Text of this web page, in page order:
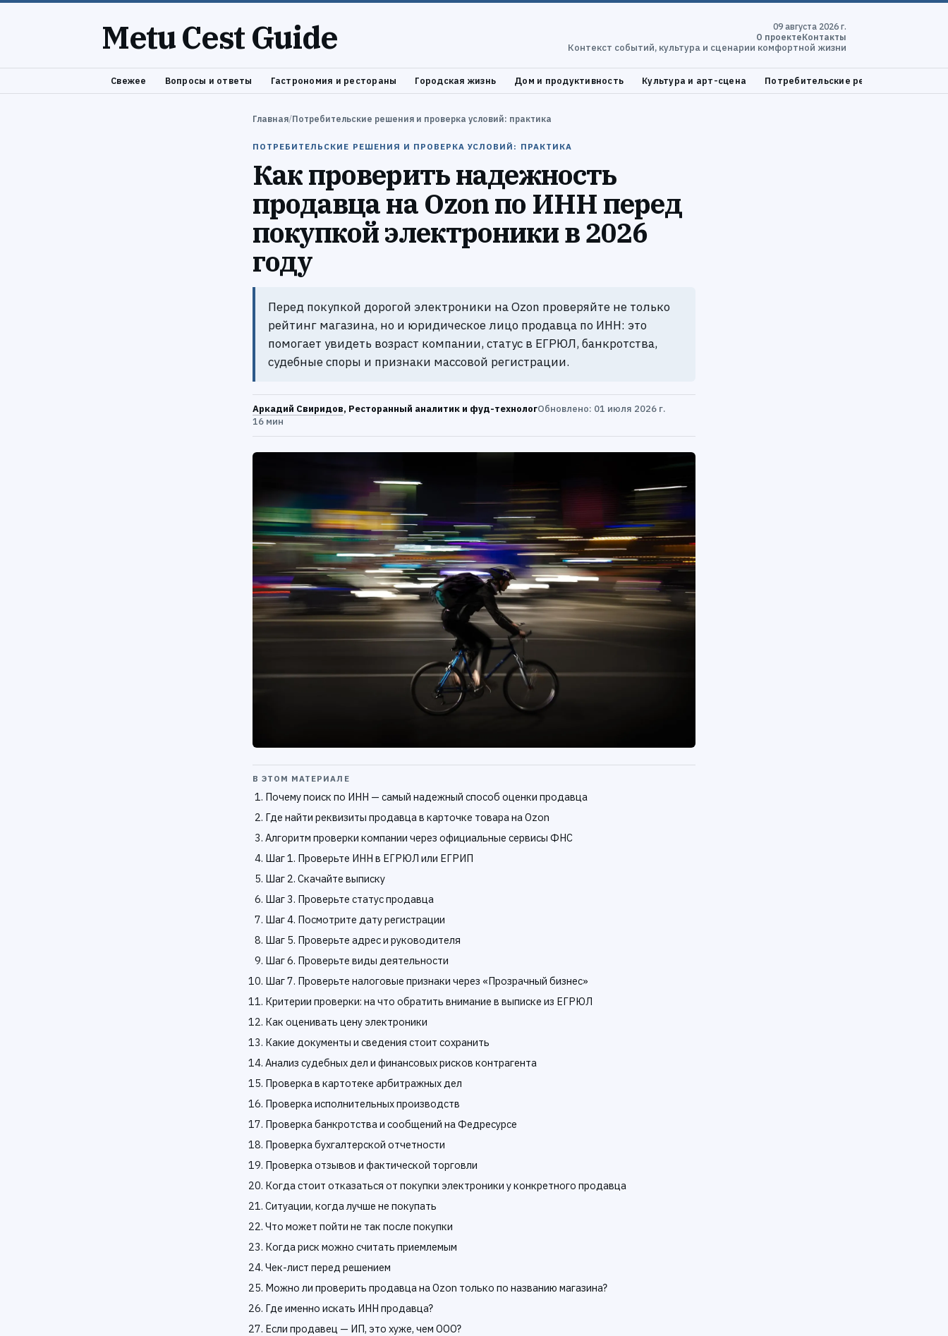
Metu Cest Guide
09 августа 2026 г.
О проектеКонтакты
Контекст событий, культура и сценарии комфортной жизни
Свежее Вопросы и ответы Гастрономия и рестораны Городская жизнь Дом и продуктивность Культура и арт-сцена Потребительские решения и
Главная/Потребительские решения и проверка условий: практика
ПОТРЕБИТЕЛЬСКИЕ РЕШЕНИЯ И ПРОВЕРКА УСЛОВИЙ: ПРАКТИКА
Как проверить надежность
продавца на Ozon по ИНН перед
покупкой электроники в 2026
году
Перед покупкой дорогой электроники на Ozon проверяйте не только
рейтинг магазина, но и юридическое лицо продавца по ИНН: это
помогает увидеть возраст компании, статус в ЕГРЮЛ, банкротства,
судебные споры и признаки массовой регистрации.
Аркадий Свиридов, Ресторанный аналитик и фуд-технологОбновлено: 01 июля 2026 г.
16 мин
В ЭТОМ МАТЕРИАЛЕ
Почему поиск по ИНН — самый надежный способ оценки продавца
Где найти реквизиты продавца в карточке товара на Ozon
Алгоритм проверки компании через официальные сервисы ФНС
Шаг 1. Проверьте ИНН в ЕГРЮЛ или ЕГРИП
Шаг 2. Скачайте выписку
Шаг 3. Проверьте статус продавца
Шаг 4. Посмотрите дату регистрации
Шаг 5. Проверьте адрес и руководителя
Шаг 6. Проверьте виды деятельности
Шаг 7. Проверьте налоговые признаки через «Прозрачный бизнес»
Критерии проверки: на что обратить внимание в выписке из ЕГРЮЛ
Как оценивать цену электроники
Какие документы и сведения стоит сохранить
Анализ судебных дел и финансовых рисков контрагента
Проверка в картотеке арбитражных дел
Проверка исполнительных производств
Проверка банкротства и сообщений на Федресурсе
Проверка бухгалтерской отчетности
Проверка отзывов и фактической торговли
Когда стоит отказаться от покупки электроники у конкретного продавца
Ситуации, когда лучше не покупать
Что может пойти не так после покупки
Когда риск можно считать приемлемым
Чек-лист перед решением
Можно ли проверить продавца на Ozon только по названию магазина?
Где именно искать ИНН продавца?
Если продавец — ИП, это хуже, чем ООО?